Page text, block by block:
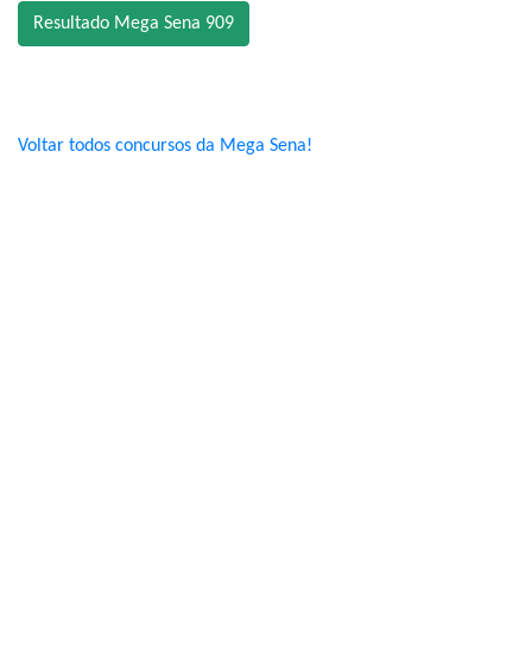
Resultado Mega Sena 909
Voltar todos concursos da Mega Sena!